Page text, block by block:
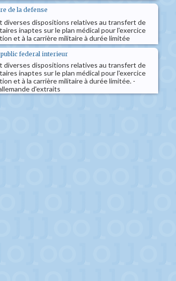
de la defense
diverses dispositions relatives au transfert de
inaptes sur le plan médical pour l'exercice
et à la carrière militaire à durée limitée
federal interieur
diverses dispositions relatives au transfert de
inaptes sur le plan médical pour l'exercice
et à la carrière militaire à durée limitée. -
d'extraits